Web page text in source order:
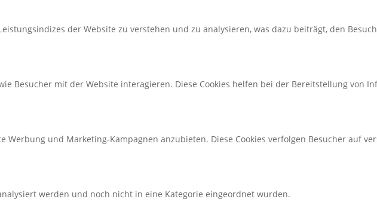
der Website zu verstehen und zu analysieren, was dazu beiträgt, den
Besucher mit der Website interagieren. Diese Cookies helfen bei der Bereitstellung von
Werbung und Marketing-Kampagnen anzubieten. Diese Cookies verfolgen Besucher auf
werden und noch nicht in eine Kategorie eingeordnet wurden.